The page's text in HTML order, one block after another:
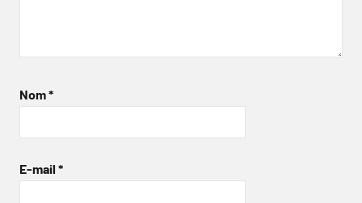
Nom*
E-mail *